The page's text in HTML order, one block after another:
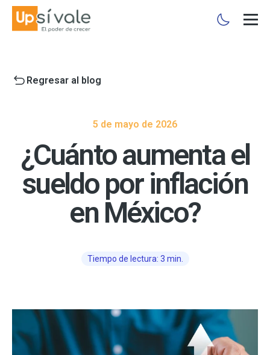
Regresar al blog
5 de mayo de 2026
¿Cuánto aumenta el
sueldo por inflación
en México?
Tiempo de lectura: 3 min.